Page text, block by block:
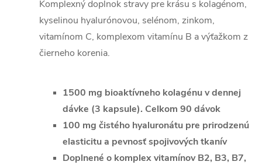
Komplexný doplnok stravy pre krásu s kolagénom,
kyselinou hyalurónovou, selénom, zinkom,
vitamínom C, komplexom vitamínu B a výťažkom z
čierneho korenia.
1500 mg bioaktívneho kolagénu v dennej
dávke (3 kapsule). Celkom 90 dávok
100 mg čistého hyaluronátu pre prirodzenú
elasticitu a pevnosť spojivových tkanív
Doplnené o komplex vitamínov B2, B3, B7,